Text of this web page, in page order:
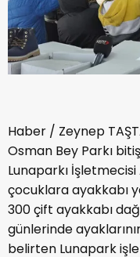
Haber / Zeynep
Osman Bey Parkı
Lunaparkı İşletmecisi
çocuklara ayakkabı
300 çift ayakkabı
günlerinde
belirten Lunapark